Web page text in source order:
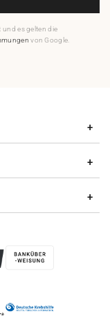
und es gelten die
von Google.